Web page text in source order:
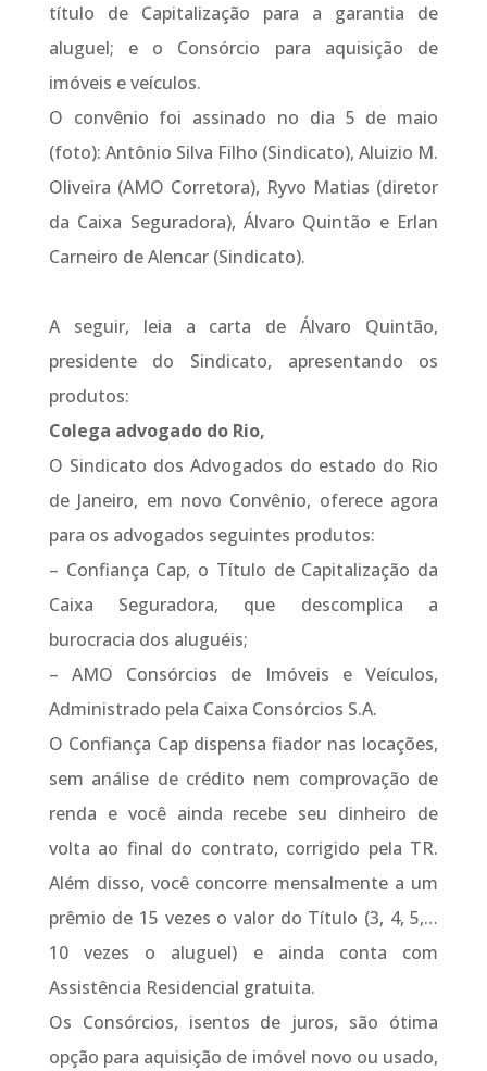
título de Capitalização para a garantia de
aluguel; e o Consórcio para aquisição de
imóveis e veículos.
O convênio foi assinado no dia 5 de maio
(foto): Antônio Silva Filho (Sindicato), Aluizio M.
Oliveira (AMO Corretora), Ryvo Matias (diretor
da Caixa Seguradora), Álvaro Quintão e Erlan
Carneiro de Alencar (Sindicato).
A seguir, leia a carta de Álvaro Quintão,
presidente do Sindicato, apresentando os
produtos:
Colega advogado do Rio,
O Sindicato dos Advogados do estado do Rio
de Janeiro, em novo Convênio, oferece agora
para os advogados seguintes produtos:
– Confiança Cap, o Título de Capitalização da
Caixa Seguradora, que descomplica a
burocracia dos aluguéis;
– AMO Consórcios de Imóveis e Veículos,
Administrado pela Caixa Consórcios S.A.
O Confiança Cap dispensa fiador nas locações,
sem análise de crédito nem comprovação de
renda e você ainda recebe seu dinheiro de
volta ao final do contrato, corrigido pela TR.
Além disso, você concorre mensalmente a um
prêmio de 15 vezes o valor do Título (3, 4, 5,…
10 vezes o aluguel) e ainda conta com
Assistência Residencial gratuita.
Os Consórcios, isentos de juros, são ótima
opção para aquisição de imóvel novo ou usado,